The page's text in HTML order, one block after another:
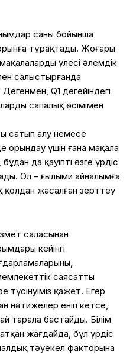
саны бойынша
орынға тұрақтады. Жоғары
үлесі әлемдік
салыстырғанда
Q1 деңгейіндегі
сапалық өсімімен
сатып алу немесе
орындау үшін ғана мақала
да қауіпті өзге үрдіс
Ол – ғылыми айналымға
жасалған зерттеу
саласынан
кейінгі
саясаттың
түсінуіміз қажет. Егер
нәтижелер еніп кетсе,
тарала бастайды. Білім
жағдайда, бұл үрдіс
тәуекел факторына